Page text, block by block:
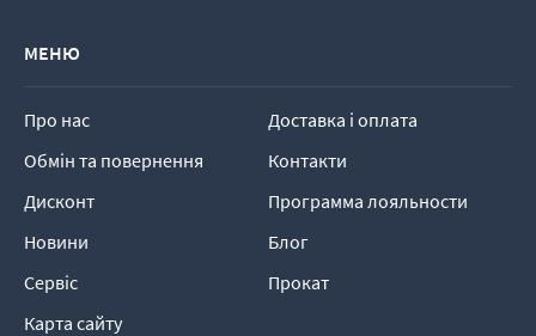
МЕНЮ
Про нас
Доставка і оплата
Обмін та повернення
Контакти
Дисконт
Программа лояльности
Новини
Блог
Сервіс
Прокат
Карта сайту